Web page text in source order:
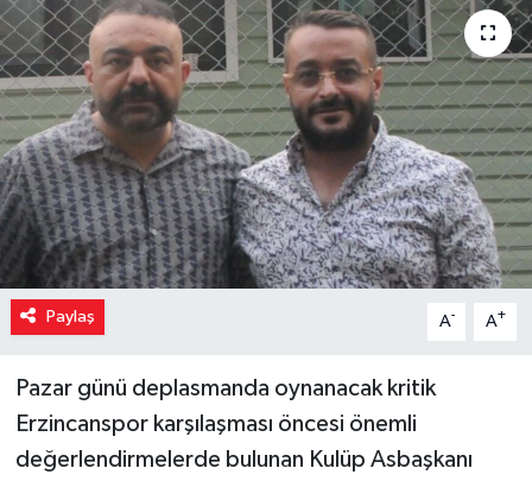
Paylaş A- A+
Pazar günü deplasmanda oynanacak kritik
Erzincanspor karşılaşması öncesi önemli
değerlendirmelerde bulunan Kulüp Asbaşkanı
Spor
Yaşam
Yerel Yönetimler
Yurttan